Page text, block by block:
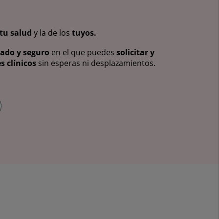
tu salud y la de los tuyos.
y seguro en el que puedes solicitar y
clínicos sin esperas ni desplazamientos.